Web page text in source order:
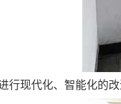
行现代化、智能化的改